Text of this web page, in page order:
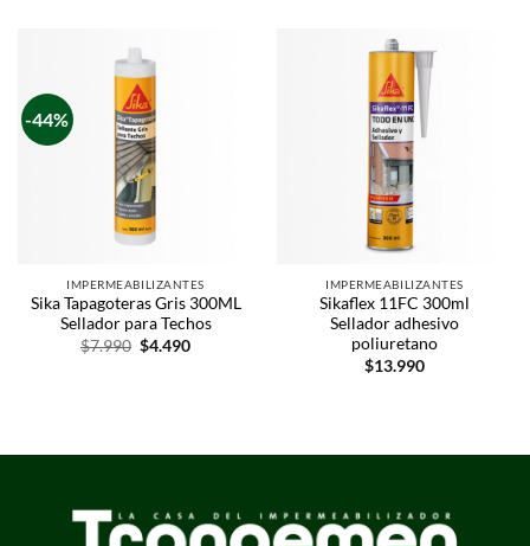
-44%
IMPERMEABILIZANTES
Sika Tapagoteras Gris 300ML
Sellador para Techos
$7.990 $4.490
IMPERMEABILIZANTES
Sikaflex 11FC 300ml
Sellador adhesivo
poliuretano
$13.990